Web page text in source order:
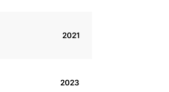
2021
2023